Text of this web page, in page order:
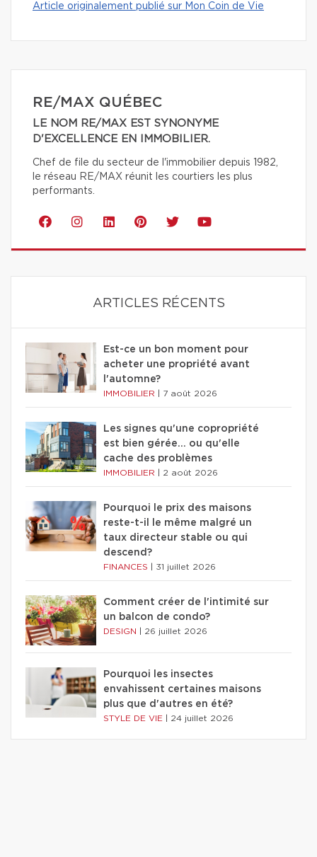
Article originalement publié sur Mon Coin de Vie
RE/MAX QUÉBEC
LE NOM RE/MAX EST SYNONYME
D'EXCELLENCE EN IMMOBILIER.
Chef de file du secteur de l'immobilier depuis 1982,
le réseau RE/MAX réunit les courtiers les plus
performants.
ARTICLES RÉCENTS
Est-ce un bon moment pour
acheter une propriété avant
l'automne?
IMMOBILIER 7 août 2026
Les signes qu'une copropriété
est bien gérée… ou qu'elle
cache des problèmes
IMMOBILIER 2 août 2026
Pourquoi le prix des maisons
reste-t-il le même malgré un
taux directeur stable ou qui
descend?
FINANCES 31 juillet 2026
Comment créer de l'intimité sur
un balcon de condo?
DESIGN 26 juillet 2026
Pourquoi les insectes
envahissent certaines maisons
plus que d'autres en été?
STYLE DE VIE 24 juillet 2026